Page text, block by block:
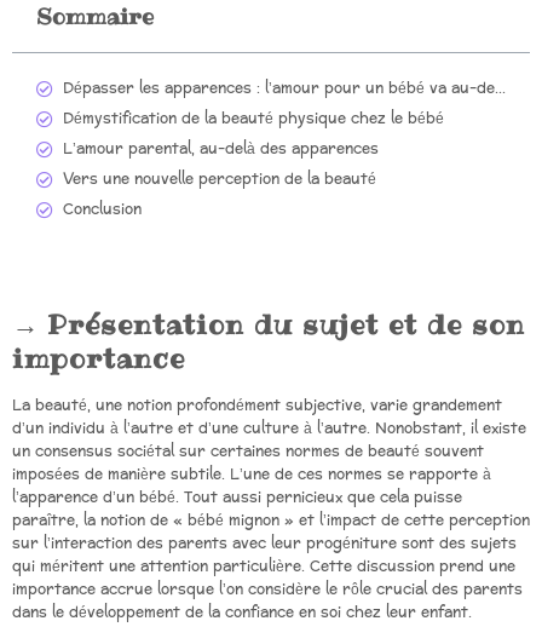
Sommaire
Dépasser les apparences : l’amour pour un bébé va au-delà de la beauté
Démystification de la beauté physique chez le bébé
L’amour parental, au-delà des apparences
Vers une nouvelle perception de la beauté
Conclusion
Présentation du sujet et de son
importance
La beauté, une notion profondément subjective, varie grandement
d’un individu à l’autre et d’une culture à l’autre. Nonobstant, il existe
un consensus sociétal sur certaines normes de beauté souvent
imposées de manière subtile. L’une de ces normes se rapporte à
l’apparence d’un bébé. Tout aussi pernicieux que cela puisse
paraître, la notion de « bébé mignon » et l’impact de cette perception
sur l’interaction des parents avec leur progéniture sont des sujets
qui méritent une attention particulière. Cette discussion prend une
importance accrue lorsque l’on considère le rôle crucial des parents
dans le développement de la confiance en soi chez leur enfant.